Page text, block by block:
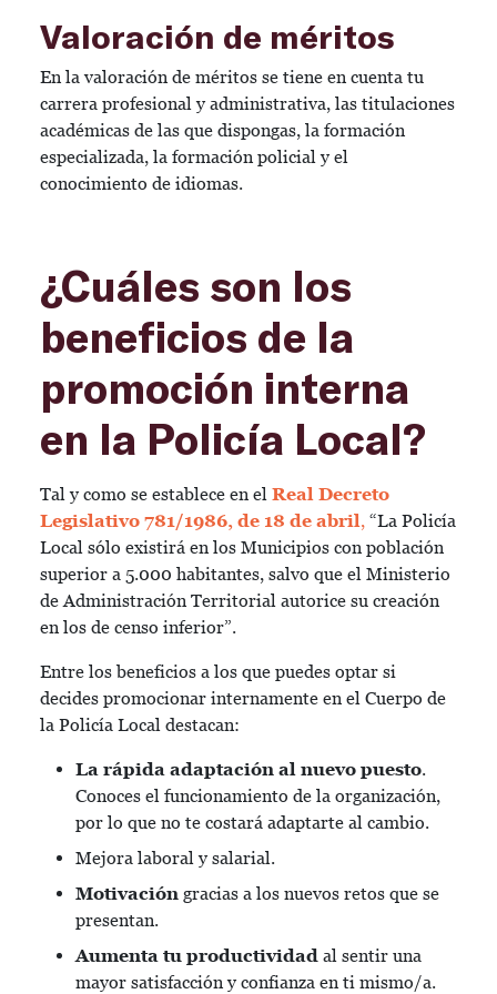
Valoración de méritos
En la valoración de méritos se tiene en cuenta tu
carrera profesional y administrativa, las titulaciones
académicas de las que dispongas, la formación
especializada, la formación policial y el
conocimiento de idiomas.
¿Cuáles son los
beneficios de la
promoción interna
en la Policía Local?
Tal y como se establece en el Real Decreto
Legislativo 781/1986, de 18 de abril, “La Policía
Local sólo existirá en los Municipios con población
superior a 5.000 habitantes, salvo que el Ministerio
de Administración Territorial autorice su creación
en los de censo inferior”.
Entre los beneficios a los que puedes optar si
decides promocionar internamente en el Cuerpo de
la Policía Local destacan:
La rápida adaptación al nuevo puesto.
Conoces el funcionamiento de la organización,
por lo que no te costará adaptarte al cambio.
Mejora laboral y salarial.
Motivación gracias a los nuevos retos que se
presentan.
Aumenta tu productividad al sentir una
mayor satisfacción y confianza en ti mismo/a.